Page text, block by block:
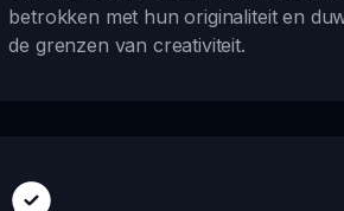
betrokken met hun originaliteit en
de grenzen van creativiteit.